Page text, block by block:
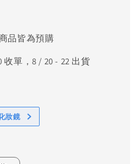
品皆為預購
單，8 / 20 - 22 出貨
妝鏡